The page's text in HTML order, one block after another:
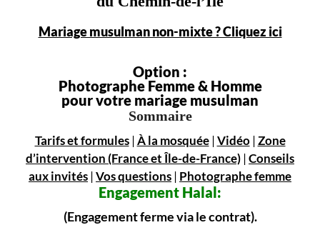
Mariage musulman non-mixte ? Cliquez ici
Option :
Photographe Femme & Homme
pour votre mariage musulman
Sommaire
Tarifs et formules|À la mosquée|Vidéo|Zone
d’intervention (France et Île-de-France) |Conseils
aux invités |Vos questions | Photographe femme
Engagement Halal:
(Engagement ferme via le contrat).